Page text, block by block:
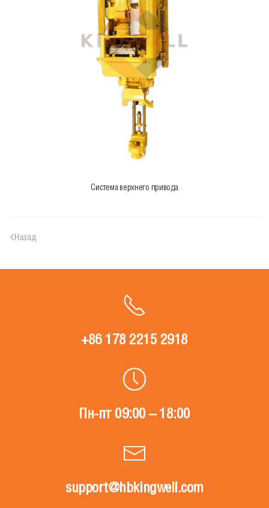
Cистема верхнего привода
Назад
+86 178 2215 2918
Пн-пт 09:00 – 18:00
support@hbkingwell.com